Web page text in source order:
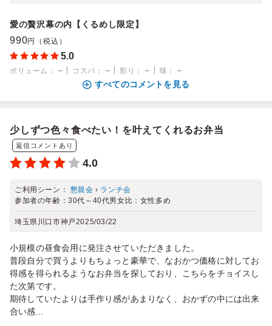
愛の贅沢幕の内【くるめし限定】
990円（税込）
5.0
ボリューム ： － コスパ ： － 彩り ： － 味 ：
－
すべてのコメントを見る
少しずつ色々食べたい！を叶えてくれるお弁当
返信コメントあり
4.0
ご利用シーン： 懇親会 › ランチ会
参加者の年齢：30代～40代男女比： 女性多め
埼玉県川口市神戸2025/03/22
小規模の昼食会用に発注させていただきました。
普段自分で買うよりもちょっと豪華で、なおかつ価格に対してお
得感を得られるようなお弁当を探しており、こちらをチョイスし
た次第です。
期待していたよりは手作り感があまりなく、おかずの中には出来
合い感...